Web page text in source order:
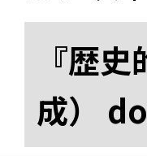
『歴
成）